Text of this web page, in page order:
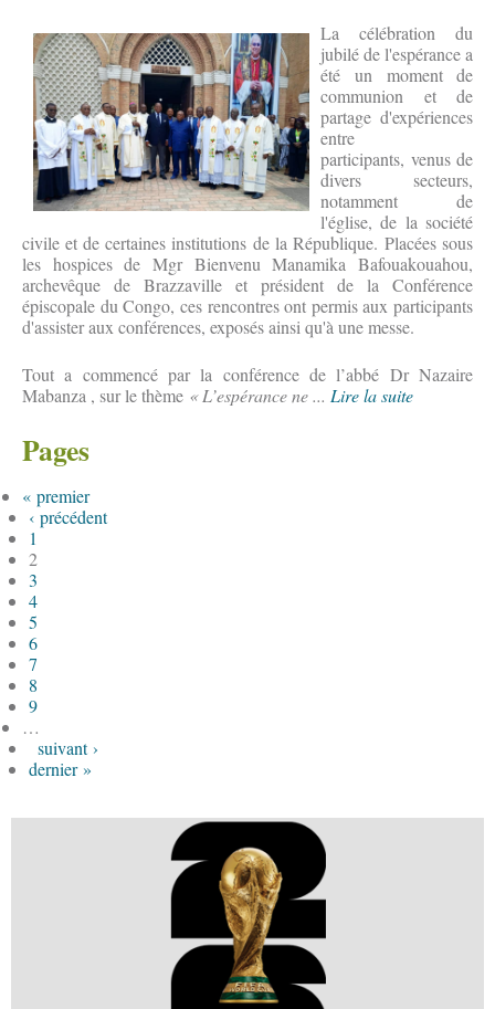
La célébration du
jubilé de l'espérance a
été un moment de
communion et de
partage d'expériences
entre
participants, venus de
divers secteurs,
notamment de
l'église, de la société
civile et de certaines institutions de la République. Placées sous
les hospices de Mgr Bienvenu Manamika Bafouakouahou,
archevêque de Brazzaville et président de la Conférence
épiscopale du Congo, ces rencontres ont permis aux participants
d'assister aux conférences, exposés ainsi qu'à une messe.
Tout a commencé par la conférence de l’abbé Dr Nazaire
Mabanza , sur le thème « L’espérance ne ... Lire la suite
Pages
« premier
‹ précédent
1
2
3
4
5
6
7
8
9
…
suivant ›
dernier »